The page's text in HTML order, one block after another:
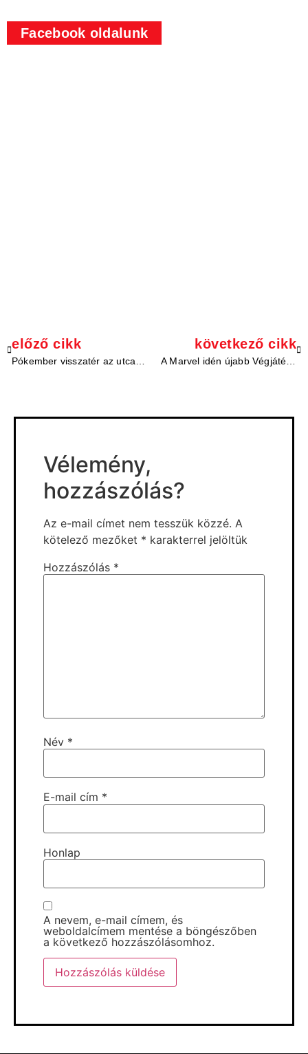
Facebook oldalunk
előző cikk következő cikk
Vélemény,
hozzászólás?
Az e-mail címet nem tesszük közzé. A
kötelező mezőket * karakterrel jelöltük
Hozzászólás *
Név *
E-mail cím *
Honlap
A nevem, e-mail címem, és
weboldalcímem mentése a böngészőben
a következő hozzászólásomhoz.